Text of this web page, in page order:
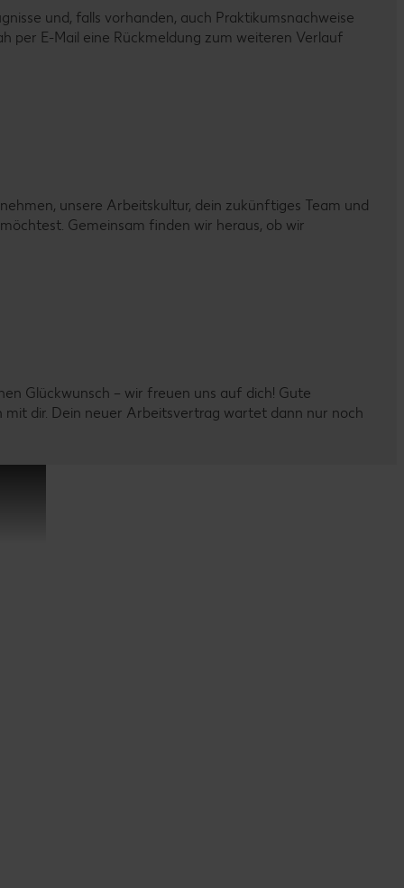
und, falls vorhanden, auch Praktikumsnachweise
per E-Mail eine Rückmeldung zum weiteren Verlauf
unsere Arbeitskultur, dein zukünftiges Team und
Gemeinsam finden wir heraus, ob wir
Glückwunsch – wir freuen uns auf dich! Gute
dir. Dein neuer Arbeitsvertrag wartet dann nur noch